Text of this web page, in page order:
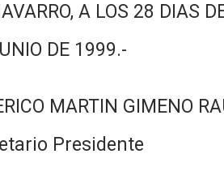
A LOS 28 DIAS
DE 1999.-
MARTIN GIMENO
Presidente